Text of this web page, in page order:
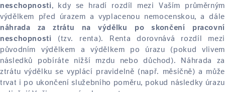
neschopnosti, kdy se hradí rozdíl mezi Vaším průměrným
výdělkem před úrazem a vyplacenou nemocenskou, a dále
náhrada za ztrátu na výdělku po skončení pracovní
neschopnosti
(tzv. renta). Renta dorovnává rozdíl mezi
původním výdělkem a výdělkem po úrazu (pokud vlivem
následků pobíráte nižší mzdu nebo důchod). Náhrada za
ztrátu výdělku se vyplácí pravidelně (např. měsíčně) a může
trvat i po ukončení služebního poměru, pokud následky úrazu